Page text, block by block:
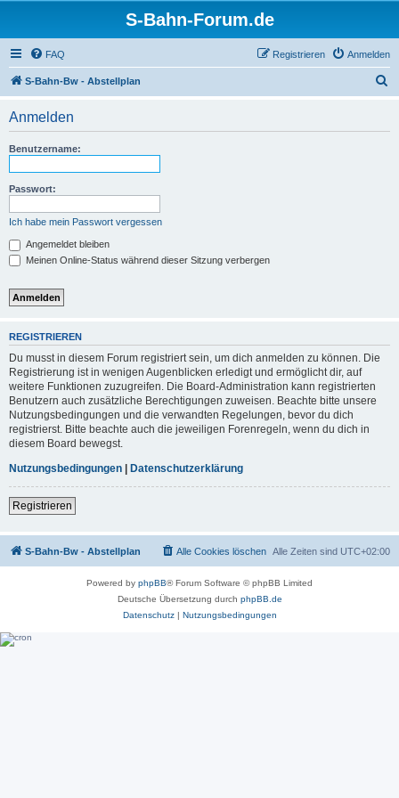
S-Bahn-Forum.de
FAQ Anmelden
Registrieren
S-Bahn-Bw - Abstellplan
Anmelden
Benutzername:
Passwort:
Ich habe mein Passwort vergessen
Angemeldet bleiben
Meinen Online-Status während dieser Sitzung verbergen
REGISTRIEREN
Du musst in diesem Forum registriert sein, um dich anmelden zu können. Die
Registrierung ist in wenigen Augenblicken erledigt und ermöglicht dir, auf
weitere Funktionen zuzugreifen. Die Board-Administration kann registrierten
Benutzern auch zusätzliche Berechtigungen zuweisen. Beachte bitte unsere
Nutzungsbedingungen und die verwandten Regelungen, bevor du dich
registrierst. Bitte beachte auch die jeweiligen Forenregeln, wenn du dich in
diesem Board bewegst.
Nutzungsbedingungen | Datenschutzerklärung
Registrieren
S-Bahn-Bw - Abstellplan Alle Zeiten sind UTC+02:00
Alle Cookies löschen
Powered by phpBB® Forum Software © phpBB Limited
Deutsche Übersetzung durch phpBB.de
Datenschutz| Nutzungsbedingungen